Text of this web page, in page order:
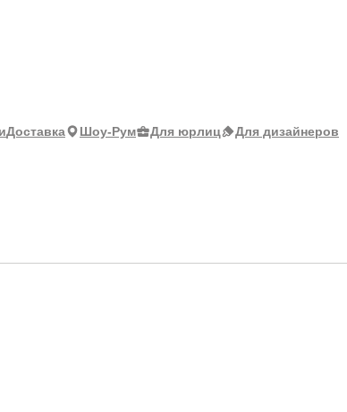
Доставка Шоу-Рум Для юрлиц Для дизайнеров
39